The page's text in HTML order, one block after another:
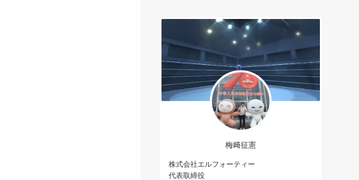
梅﨑征憲
株式会社エルフォーティー
代表取締役